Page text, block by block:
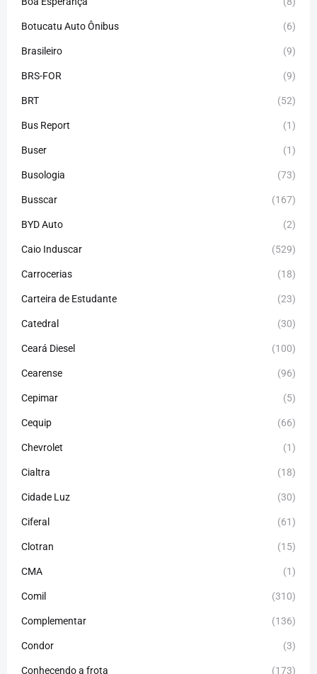
Botucatu Auto Ônibus (6)
Brasileiro (9)
BRS-FOR (9)
BRT (52)
Bus Report (1)
Buser (1)
Busologia (73)
Busscar (167)
BYD Auto (2)
Caio Induscar (529)
Carrocerias (18)
Carteira de Estudante (23)
Catedral (30)
Ceará Diesel (100)
Cearense (96)
Cepimar (5)
Cequip (66)
Chevrolet (1)
Cialtra (18)
Cidade Luz (30)
Ciferal (61)
Clotran (15)
CMA (1)
Comil (310)
Complementar (136)
Condor (3)
Conhecendo a frota (173)